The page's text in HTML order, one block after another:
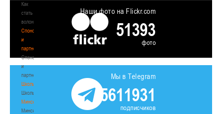
Как
стать
волонтером
Спонсоры
и
партнеры
Спонсоры
и
партнеры
Школы
Школы
Минск
Минск
Наши фото на Flickr.com
51393
фото
Мы в Telegram
5611931
подписчиков